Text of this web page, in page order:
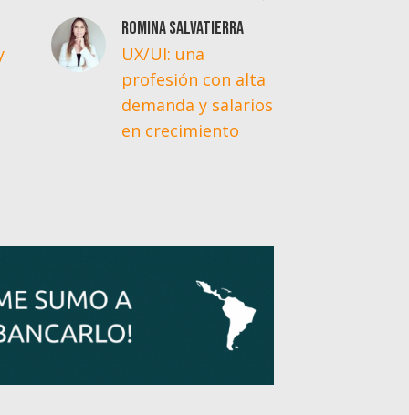
Romina Salvatierra
UX/UI: una
profesión con alta
demanda y salarios
en crecimiento